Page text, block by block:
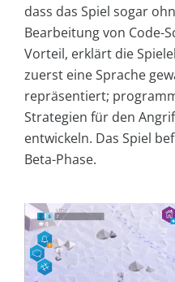
dass das Spiel sogar
Bearbeitung von Code-
Vorteil, erklärt die
zuerst eine Sprache
repräsentiert;
Strategien für den
entwickeln. Das Spiel
Beta-Phase.